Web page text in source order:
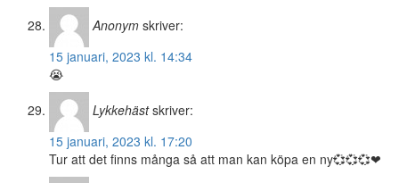
Anonym skriver:
15 januari, 2023 kl. 14:34
😭
Lykkehäst skriver:
15 januari, 2023 kl. 17:20
Tur att det finns många så att man kan köpa en ny💞💞💞❤